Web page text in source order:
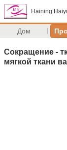
Haining
Дом
Сокращение -
мягкой ткани